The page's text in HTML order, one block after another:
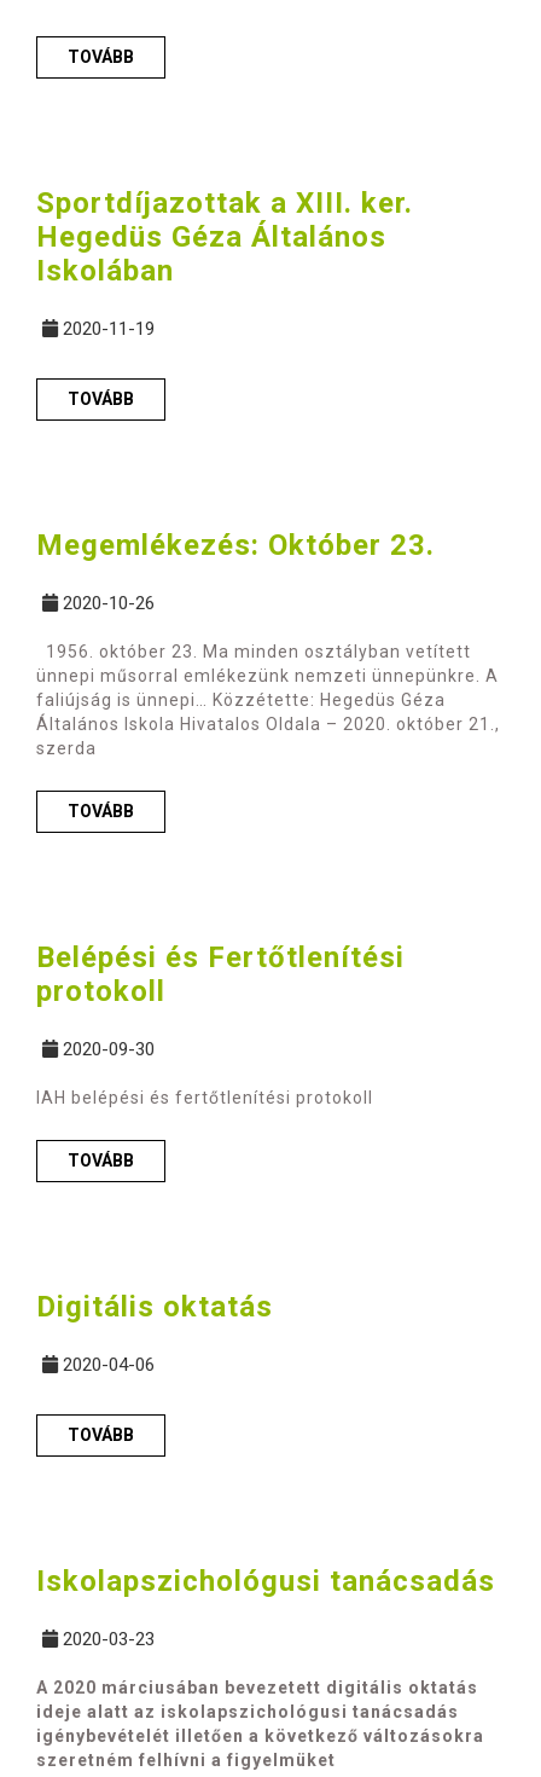
TOVÁBB
Sportdíjazottak a XIII. ker.
Hegedüs Géza Általános
Iskolában
2020-11-19
TOVÁBB
Megemlékezés: Október 23.
2020-10-26
1956. október 23. Ma minden osztályban vetített
ünnepi műsorral emlékezünk nemzeti ünnepünkre. A
faliújság is ünnepi… Közzétette: Hegedüs Géza
Általános Iskola Hivatalos Oldala – 2020. október 21.,
szerda
TOVÁBB
Belépési és Fertőtlenítési
protokoll
2020-09-30
IAH belépési és fertőtlenítési protokoll
TOVÁBB
Digitális oktatás
2020-04-06
TOVÁBB
Iskolapszichológusi tanácsadás
2020-03-23
A 2020 márciusában bevezetett digitális oktatás
ideje alatt az iskolapszichológusi tanácsadás
igénybevételét illetően a következő változásokra
szeretném felhívni a figyelmüket